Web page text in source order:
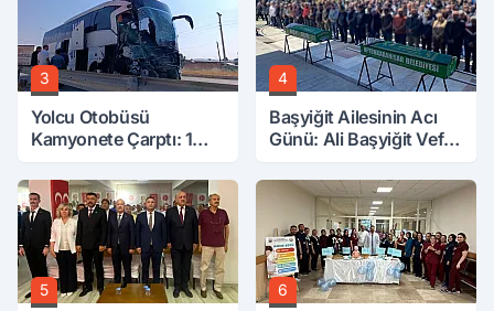
3
Yolcu Otobüsü
Kamyonete Çarptı: 1
4
Başyiğit Ailesinin Acı
Günü: Ali Başyiğit Vefat
5 6